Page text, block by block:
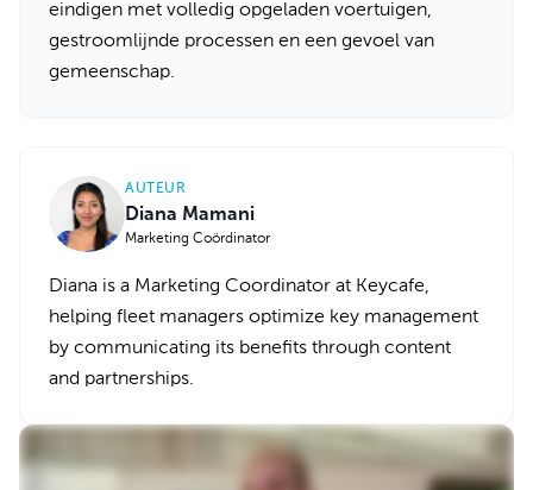
eindigen met volledig opgeladen voertuigen,
gestroomlijnde processen en een gevoel van
gemeenschap.
AUTEUR
Diana Mamani
Marketing Coördinator
Diana is a Marketing Coordinator at Keycafe,
helping fleet managers optimize key management
by communicating its benefits through content
and partnerships.